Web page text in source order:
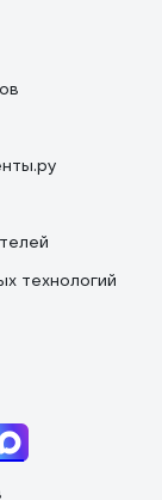
технологий